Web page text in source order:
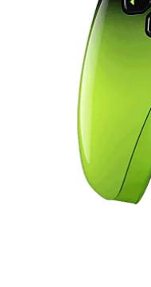
Remix
Green
pour
PS5,